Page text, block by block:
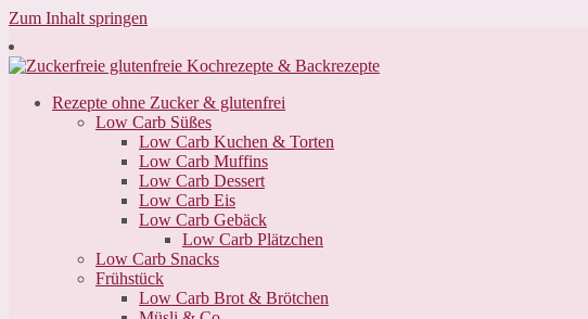
Zum Inhalt springen
Rezepte ohne Zucker & glutenfrei
Low Carb Süßes
Low Carb Kuchen & Torten
Low Carb Muffins
Low Carb Dessert
Low Carb Eis
Low Carb Gebäck
Low Carb Plätzchen
Low Carb Snacks
Frühstück
Low Carb Brot & Brötchen